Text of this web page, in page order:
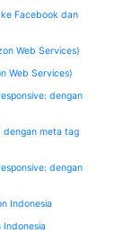
Facebook dan
Web Services)
Web Services)
dengan
dengan meta tag
dengan
Indonesia
Indonesia